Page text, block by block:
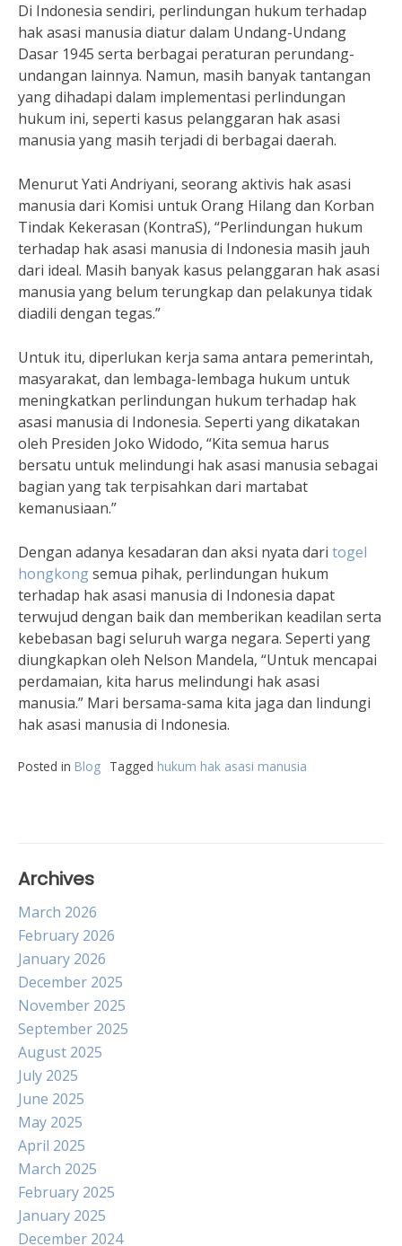
Di Indonesia sendiri, perlindungan hukum terhadap
hak asasi manusia diatur dalam Undang-Undang
Dasar 1945 serta berbagai peraturan perundang-
undangan lainnya. Namun, masih banyak tantangan
yang dihadapi dalam implementasi perlindungan
hukum ini, seperti kasus pelanggaran hak asasi
manusia yang masih terjadi di berbagai daerah.
Menurut Yati Andriyani, seorang aktivis hak asasi
manusia dari Komisi untuk Orang Hilang dan Korban
Tindak Kekerasan (KontraS), “Perlindungan hukum
terhadap hak asasi manusia di Indonesia masih jauh
dari ideal. Masih banyak kasus pelanggaran hak asasi
manusia yang belum terungkap dan pelakunya tidak
diadili dengan tegas.”
Untuk itu, diperlukan kerja sama antara pemerintah,
masyarakat, dan lembaga-lembaga hukum untuk
meningkatkan perlindungan hukum terhadap hak
asasi manusia di Indonesia. Seperti yang dikatakan
oleh Presiden Joko Widodo, “Kita semua harus
bersatu untuk melindungi hak asasi manusia sebagai
bagian yang tak terpisahkan dari martabat
kemanusiaan.”
Dengan adanya kesadaran dan aksi nyata dari togel
hongkongsemua pihak, perlindungan hukum
terhadap hak asasi manusia di Indonesia dapat
terwujud dengan baik dan memberikan keadilan serta
kebebasan bagi seluruh warga negara. Seperti yang
diungkapkan oleh Nelson Mandela, “Untuk mencapai
perdamaian, kita harus melindungi hak asasi
manusia.” Mari bersama-sama kita jaga dan lindungi
hak asasi manusia di Indonesia.
Posted in Blog Tagged hukum hak asasi manusia
Archives
March 2026
February 2026
January 2026
December 2025
November 2025
September 2025
August 2025
July 2025
June 2025
May 2025
April 2025
March 2025
February 2025
January 2025
December 2024